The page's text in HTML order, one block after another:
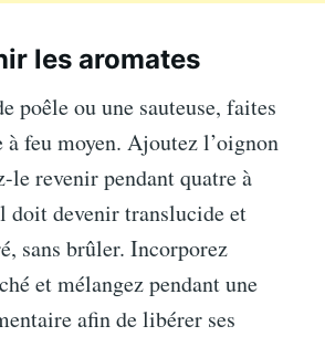
les aromates
poêle ou une sauteuse, faites
feu moyen. Ajoutez l’oignon
le revenir pendant quatre à
doit devenir translucide et
sans brûler. Incorporez
et mélangez pendant une
afin de libérer ses